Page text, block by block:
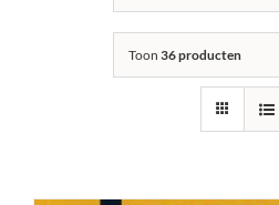
Toon 36 producten